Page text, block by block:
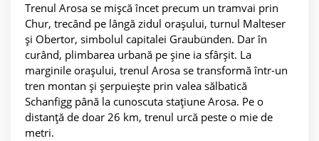
Trenul Arosa se mișcă încet precum un tramvai prin
Chur, trecând pe lângă zidul orașului, turnul Malteser
și Obertor, simbolul capitalei Graubünden. Dar în
curând, plimbarea urbană pe șine ia sfârșit. La
marginile orașului, trenul Arosa se transformă într-un
tren montan și șerpuiește prin valea sălbatică
Schanfigg până la cunoscuta stațiune Arosa. Pe o
distanță de doar 26 km, trenul urcă peste o mie de
metri.